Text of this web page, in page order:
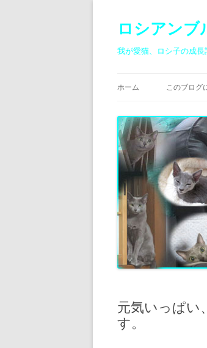
ロシアンブ
我が愛猫、ロシ子の成長
ホーム このブログ
元気いっぱい
す。